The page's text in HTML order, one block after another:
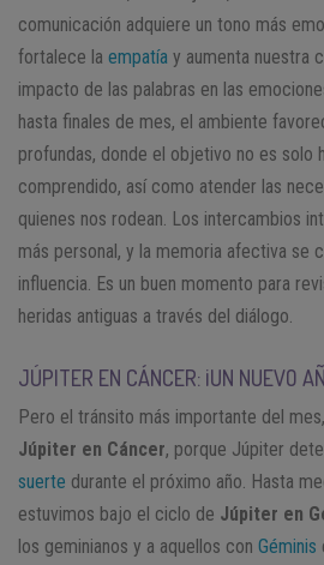
comunicación adquiere un tono más
fortalece la empatía y aumenta nuestra
impacto de las palabras en las
hasta finales de mes, el ambiente
profundas, donde el objetivo no es solo
comprendido, así como atender las
quienes nos rodean. Los intercambios
más personal, y la memoria afectiva se
influencia. Es un buen momento para
heridas antiguas a través del diálogo.
JÚPITER EN CÁNCER: ¡UN NUEVO
Pero el tránsito más importante del
Júpiter en Cáncer, porque Júpiter
suerte durante el próximo año. Hasta
estuvimos bajo el ciclo de Júpiter en
los geminianos y a aquellos con Géminis